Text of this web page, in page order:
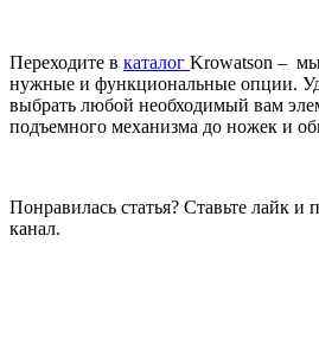
Переходите в каталог Krowatson – мы
нужные и функциональные опции.
выбрать любой необходимый вам
подъемного механизма до ножек и
Понравилась статья? Ставьте лайк и
канал.